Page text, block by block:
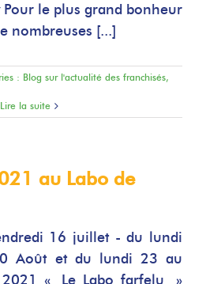
Pour le plus grand bonheur
nombreuses [...]
: Blog sur l'actualité des franchisés,
Lire la suite
au Labo de
16 juillet - du lundi
Août et du lundi 23 au
« Le Labo farfelu »